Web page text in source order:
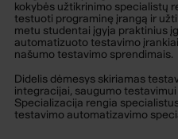
kokybės užtikrinimo specialistų
testuoti programinę įrangą ir
metu studentai įgyja praktinius
automatizuoto testavimo
našumo testavimo sprendimais.
Didelis dėmesys skiriamas
integracijai, saugumo
Specializacija rengia
testavimo automatizavimo